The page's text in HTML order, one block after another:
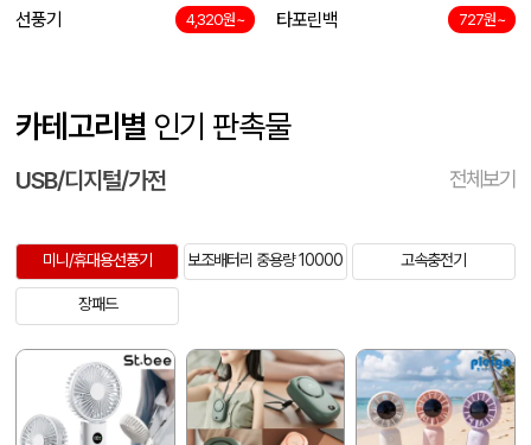
선풍기 4,320원~ 타포린백 727원~
카테고리별 인기 판촉물
USB/디지털/가전 전체보기
미니/휴대용선풍기 보조배터리 중용량 10000 고속충전기
장패드